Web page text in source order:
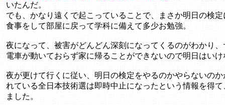
いたんだ。
でも、かなり遠くで起こっていることで、まさか明日の検
食事をして部屋に戻って学科に備えて多少お勉強。
夜になって、被害がどんどん深刻になってくるのがわかり
電車が動いておらず家に帰ることができないので明日はい
夜が更けて行くに従い、明日の検定をやるのかやらないの
れている全日本技術選は即時中止になったという情報を得
ました。